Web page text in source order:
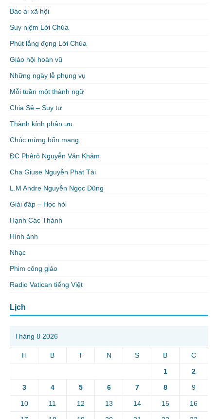
Bác ái xã hội
Suy niệm Lời Chúa
Phút lắng đọng Lời Chúa
Giáo hội hoàn vũ
Những ngày lễ phụng vụ
Mỗi tuần một thành ngữ
Chia Sẻ – Suy tư
Thành kính phân ưu
Chúc mừng bổn mạng
ĐC Phêrô Nguyễn Văn Khảm
Cha Giuse Nguyễn Phát Tài
L.M Andre Nguyễn Ngọc Dũng
Giải đáp – Học hỏi
Hạnh Các Thánh
Hình ảnh
Nhạc
Phim công giáo
Radio Vatican tiếng Việt
Lịch
Tháng 8 2026
H B T N S B C
1 2
3 4 5 6 7 8 9
10 11 12 13 14 15 16